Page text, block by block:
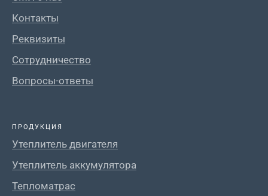
Контакты
Реквизиты
Сотрудничество
Вопросы-ответы
ПРОДУКЦИЯ
Утеплитель двигателя
Утеплитель аккумулятора
Тепломатрас